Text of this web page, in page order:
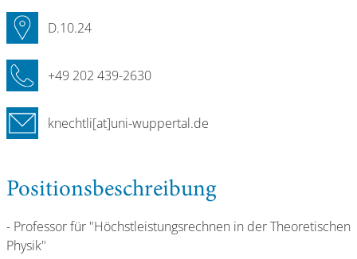
D.10.24
+49 202 439-2630
knechtli[at]uni-wuppertal.de
Positionsbeschreibung
- Professor für "Höchstleistungsrechnen in der Theoretischen
Physik"